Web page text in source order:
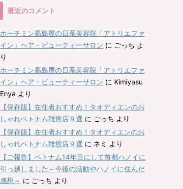
最近のコメント
ホーチミン髙島屋の日系美容院「アトリエファ
イン」ヘア・ビューティーサロン に ごっち よ
り
ホーチミン髙島屋の日系美容院「アトリエファ
イン」ヘア・ビューティーサロン に Kimiyasu
Enya より
【保存版】在住者おすすめ！タオディエンのお
しゃれベトナム雑貨店９選 に ごっち より
【保存版】在住者おすすめ！タオディエンのお
しゃれベトナム雑貨店９選 に ネミ より
【ご報告】ベトナム14年目にして首都ハノイに
引っ越しました～今後の活動やハノイに住んだ
感想～ に ごっち より